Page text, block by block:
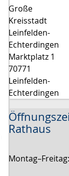
Große
Kreisstadt
Leinfelden-
Echterdingen
Marktplatz 1
70771
Leinfelden-
Echterdingen
Rathaus